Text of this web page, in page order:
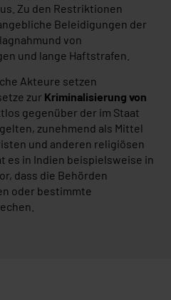
Zu den Restriktionen
Beleidigungen der
von
und lange Haftstrafen.
Akteure setzen
zur Kriminalisierung von
gegenüber der im Staat
zunehmend als Mittel
und anderen religiösen
es in Indien beispielsweise in
dass die Behörden
oder bestimmte